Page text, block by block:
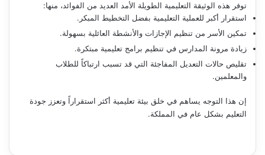
توفر هذه الوثيقة التعليمية الطويلة الأمد العديد من الفوائد، منها:
استقرار أكبر للعملية التعليمية بفضل التخطيط المبكر.
تمكين الأسر من تنظيم الإجازات والأنشطة العائلية بسهولة.
زيادة مرونة المدارس في تنظيم برامج تعليمية مبتكرة.
تقليص حالات التعديل المفاجئة التي قد تسبب ارتباكاً للطلاب
والمعلمين.
إن هذا التوجه يساهم في خلق بيئة تعليمية أكثر استقراراً وتعزز جودة
التعليم بشكل عام في المملكة.